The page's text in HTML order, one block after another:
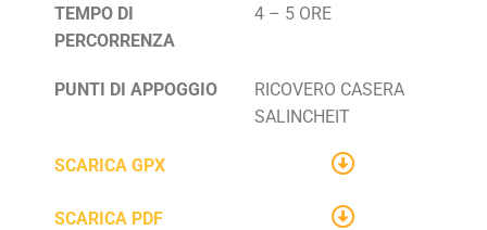
TEMPO DI
PERCORRENZA
4 – 5 ORE
PUNTI DI APPOGGIO
RICOVERO CASERA
SALINCHEIT
SCARICA GPX
SCARICA PDF